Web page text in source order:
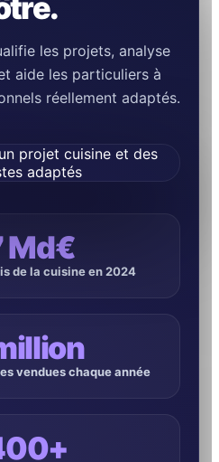
les projets, analyse
aide les particuliers à
réellement adaptés.
Md€
de la cuisine en 2024
vendues chaque année